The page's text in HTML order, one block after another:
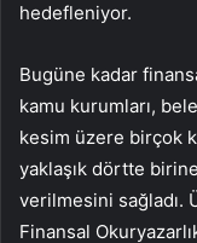
hedefleniyor.
Bugüne kadar
kamu kurumları,
kesim üzere birçok
yaklaşık dörtte
verilmesini sağladı.
Finansal